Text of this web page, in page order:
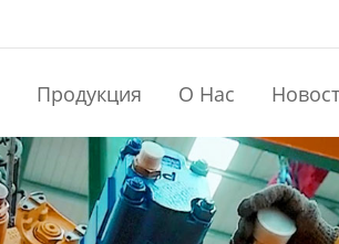
Продукция О Нас